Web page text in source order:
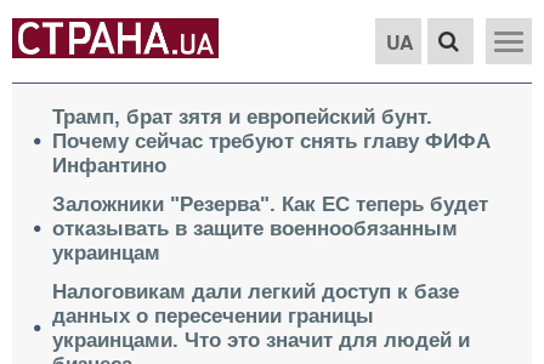
UA
Трамп, брат зятя и европейский бунт.
Почему сейчас требуют снять главу ФИФА
Инфантино
Заложники "Резерва". Как ЕС теперь будет
отказывать в защите военнообязанным
украинцам
Налоговикам дали легкий доступ к базе
данных о пересечении границы
украинцами. Что это значит для людей и